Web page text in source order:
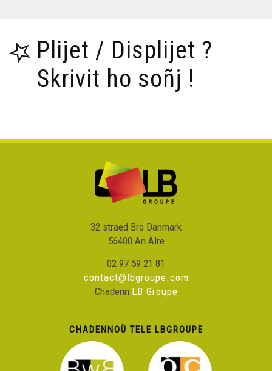
Plijet / Displijet ?
Skrivit ho soñj !
32 straed Bro Danmark
56400 An Alre
02 97 59 21 81
contact@lbgroupe.com
Chadenn LB Groupe
CHADENNOÙ TELE LBGROUPE